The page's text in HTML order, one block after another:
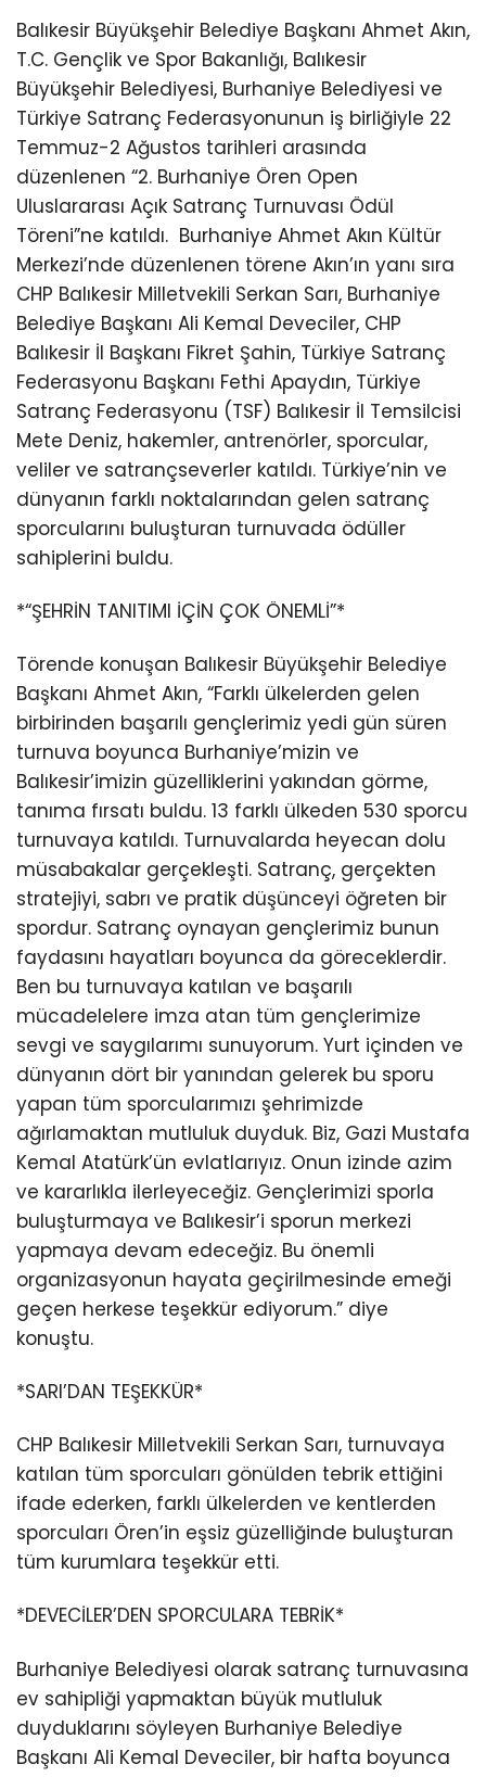
Balıkesir Büyükşehir Belediye Başkanı Ahmet Akın,
T.C. Gençlik ve Spor Bakanlığı, Balıkesir
Büyükşehir Belediyesi, Burhaniye Belediyesi ve
Türkiye Satranç Federasyonunun iş birliğiyle 22
Temmuz-2 Ağustos tarihleri arasında
düzenlenen “2. Burhaniye Ören Open
Uluslararası Açık Satranç Turnuvası Ödül
Töreni”ne katıldı. Burhaniye Ahmet Akın Kültür
Merkezi’nde düzenlenen törene Akın’ın yanı sıra
CHP Balıkesir Milletvekili Serkan Sarı, Burhaniye
Belediye Başkanı Ali Kemal Deveciler, CHP
Balıkesir İl Başkanı Fikret Şahin, Türkiye Satranç
Federasyonu Başkanı Fethi Apaydın, Türkiye
Satranç Federasyonu (TSF) Balıkesir İl Temsilcisi
Mete Deniz, hakemler, antrenörler, sporcular,
veliler ve satrançseverler katıldı. Türkiye’nin ve
dünyanın farklı noktalarından gelen satranç
sporcularını buluşturan turnuvada ödüller
sahiplerini buldu.
*“ŞEHRİN TANITIMI İÇİN ÇOK ÖNEMLİ”*
Törende konuşan Balıkesir Büyükşehir Belediye
Başkanı Ahmet Akın, “Farklı ülkelerden gelen
birbirinden başarılı gençlerimiz yedi gün süren
turnuva boyunca Burhaniye’mizin ve
Balıkesir’imizin güzelliklerini yakından görme,
tanıma fırsatı buldu. 13 farklı ülkeden 530 sporcu
turnuvaya katıldı. Turnuvalarda heyecan dolu
müsabakalar gerçekleşti. Satranç, gerçekten
stratejiyi, sabrı ve pratik düşünceyi öğreten bir
spordur. Satranç oynayan gençlerimiz bunun
faydasını hayatları boyunca da göreceklerdir.
Ben bu turnuvaya katılan ve başarılı
mücadelelere imza atan tüm gençlerimize
sevgi ve saygılarımı sunuyorum. Yurt içinden ve
dünyanın dört bir yanından gelerek bu sporu
yapan tüm sporcularımızı şehrimizde
ağırlamaktan mutluluk duyduk. Biz, Gazi Mustafa
Kemal Atatürk’ün evlatlarıyız. Onun izinde azim
ve kararlıkla ilerleyeceğiz. Gençlerimizi sporla
buluşturmaya ve Balıkesir’i sporun merkezi
yapmaya devam edeceğiz. Bu önemli
organizasyonun hayata geçirilmesinde emeği
geçen herkese teşekkür ediyorum.” diye
konuştu.
*SARI’DAN TEŞEKKÜR*
CHP Balıkesir Milletvekili Serkan Sarı, turnuvaya
katılan tüm sporcuları gönülden tebrik ettiğini
ifade ederken, farklı ülkelerden ve kentlerden
sporcuları Ören’in eşsiz güzelliğinde buluşturan
tüm kurumlara teşekkür etti.
*DEVECİLER’DEN SPORCULARA TEBRİK*
Burhaniye Belediyesi olarak satranç turnuvasına
ev sahipliği yapmaktan büyük mutluluk
duyduklarını söyleyen Burhaniye Belediye
Başkanı Ali Kemal Deveciler, bir hafta boyunca